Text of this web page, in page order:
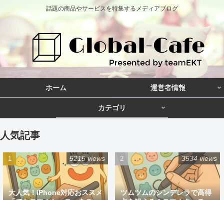
話題の商品やサービスを特集するメディアブログ
ホーム 運営者情報
カテゴリ
人気記事
大人気！iPhone対応おススメ
5215 views
ツムツムのシンデレラで高得
3534 views